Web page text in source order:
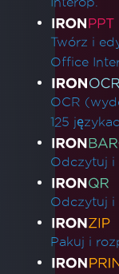
Twórz i
Office
OCR
125
Odczytuj i
Odczytuj i
Pakuj i